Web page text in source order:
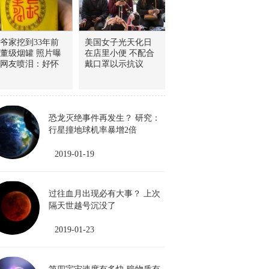
家挖到33年前
级烟罐 照片曝
友喷泪：好怀
美国女子光天化日
在店里小便 不配合
戴口罩以示抗议
恐龙灭绝事件再发生？ 研究：
行星撞地球机率暴增2倍
2019-01-19
过往血月出现必有大事？ 上次
隔天世越号沉没了
2019-01-23